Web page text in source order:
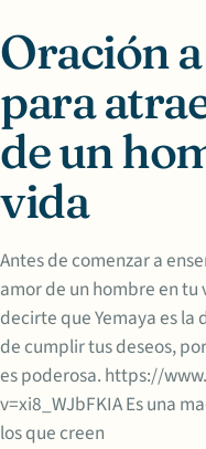
Oración
para
de un
vida
Antes de comenzar a
amor de un hombre en
decirte que Yemaya es
de cumplir tus deseos,
es poderosa. https://
v=xi8_WJbFKIA Es una
los que creen